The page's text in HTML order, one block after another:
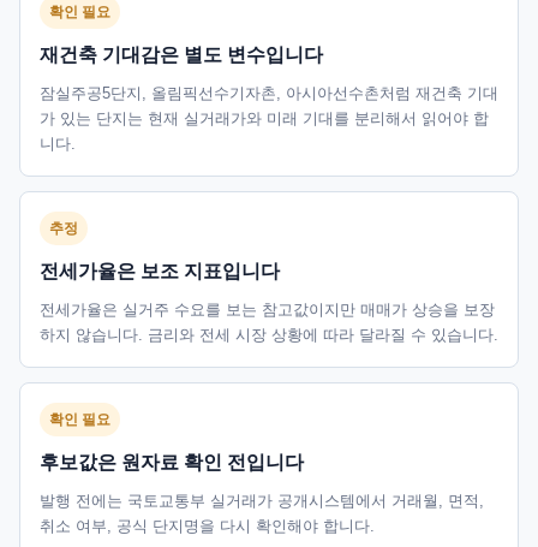
확인 필요
재건축 기대감은 별도 변수입니다
잠실주공5단지, 올림픽선수기자촌, 아시아선수촌처럼 재건축 기대
가 있는 단지는 현재 실거래가와 미래 기대를 분리해서 읽어야 합
니다.
추정
전세가율은 보조 지표입니다
전세가율은 실거주 수요를 보는 참고값이지만 매매가 상승을 보장
하지 않습니다. 금리와 전세 시장 상황에 따라 달라질 수 있습니다.
확인 필요
후보값은 원자료 확인 전입니다
발행 전에는 국토교통부 실거래가 공개시스템에서 거래월, 면적,
취소 여부, 공식 단지명을 다시 확인해야 합니다.